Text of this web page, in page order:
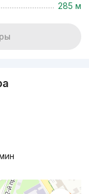
285 м